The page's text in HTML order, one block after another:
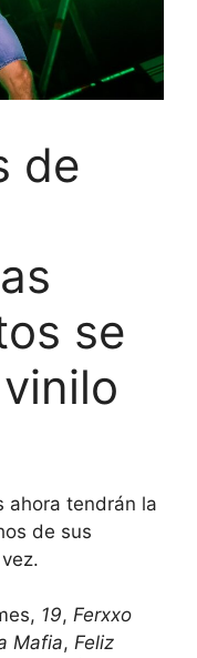
de
se
ahora tendrán la
de sus
19, Ferxxo
Mafia, Feliz